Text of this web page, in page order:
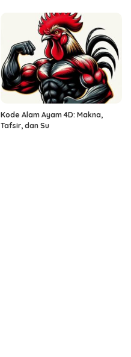
Kode Alam Ayam 4D: Makna,
Tafsir, dan Su